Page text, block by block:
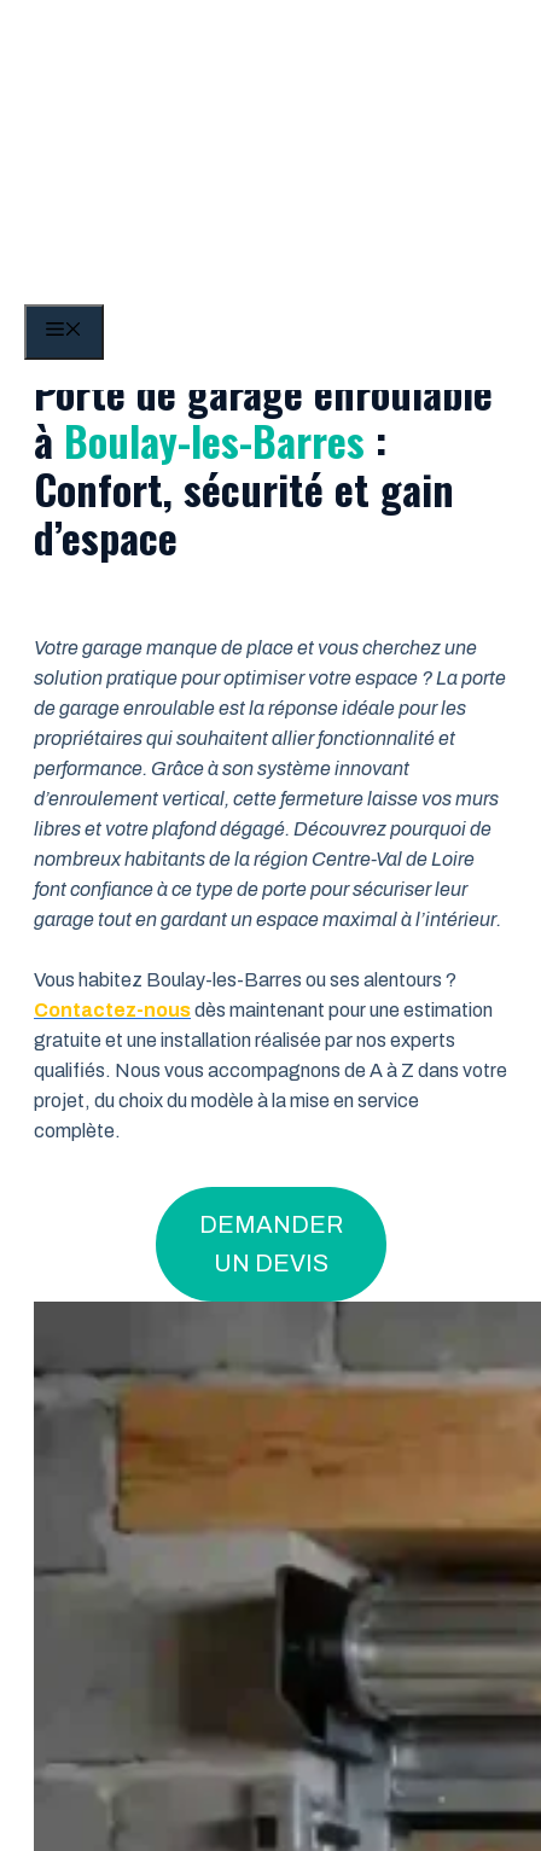
Porte de garage enroulable
à Boulay-les-Barres :
Confort, sécurité et gain
d’espace
Votre garage manque de place et vous cherchez une
solution pratique pour optimiser votre espace ? La porte
de garage enroulable est la réponse idéale pour les
propriétaires qui souhaitent allier fonctionnalité et
performance. Grâce à son système innovant
d’enroulement vertical, cette fermeture laisse vos murs
libres et votre plafond dégagé. Découvrez pourquoi de
nombreux habitants de la région Centre-Val de Loire
font confiance à ce type de porte pour sécuriser leur
garage tout en gardant un espace maximal à l’intérieur.
Vous habitez Boulay-les-Barres ou ses alentours ?
Contactez-nousdès maintenant pour une estimation
gratuite et une installation réalisée par nos experts
qualifiés. Nous vous accompagnons de A à Z dans votre
projet, du choix du modèle à la mise en service
complète.
DEMANDER
UN DEVIS